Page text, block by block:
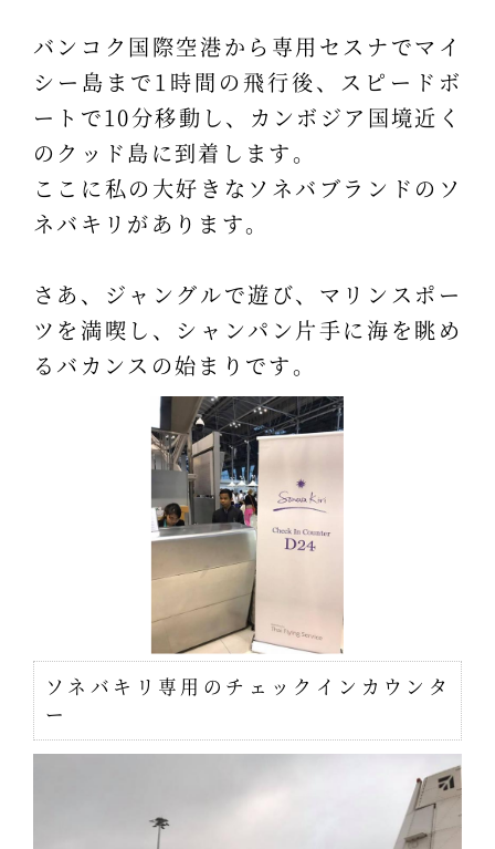
バンコク国際空港から専用セスナでマイ
シー島まで1時間の飛行後、スピードボ
ートで10分移動し、カンボジア国境近く
のクッド島に到着します。
ここに私の大好きなソネバブランドのソ
ネバキリがあります。
さあ、ジャングルで遊び、マリンスポー
ツを満喫し、シャンパン片手に海を眺め
るバカンスの始まりです。
ソネバキリ専用のチェックインカウンタ
ー